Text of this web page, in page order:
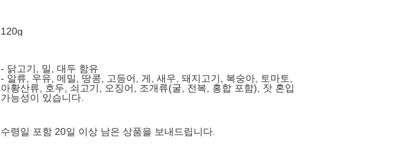
120g
- 닭고기, 밀, 대두 함유
- 알류, 우유, 메밀, 땅콩, 고등어, 게, 새우, 돼지고기, 복숭아, 토마토,
아황산류, 호두, 쇠고기, 오징어, 조개류(굴, 전복, 홍합 포함), 잣 혼입
가능성이 있습니다.
수령일 포함 20일 이상 남은 상품을 보내드립니다.